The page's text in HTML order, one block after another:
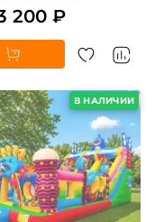
200 ₽
В НАЛИЧИИ